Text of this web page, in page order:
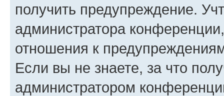
получить предупреждение.
администратора
отношения к
Если вы не знаете, за что
администратором